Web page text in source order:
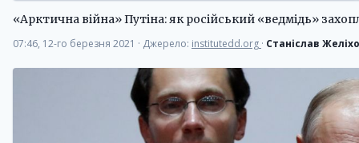
«Арктична війна» Путіна: як російський «ведмідь»
07:46, 12-го березня 2021 · Джерело: institutedd.org · Станіслав